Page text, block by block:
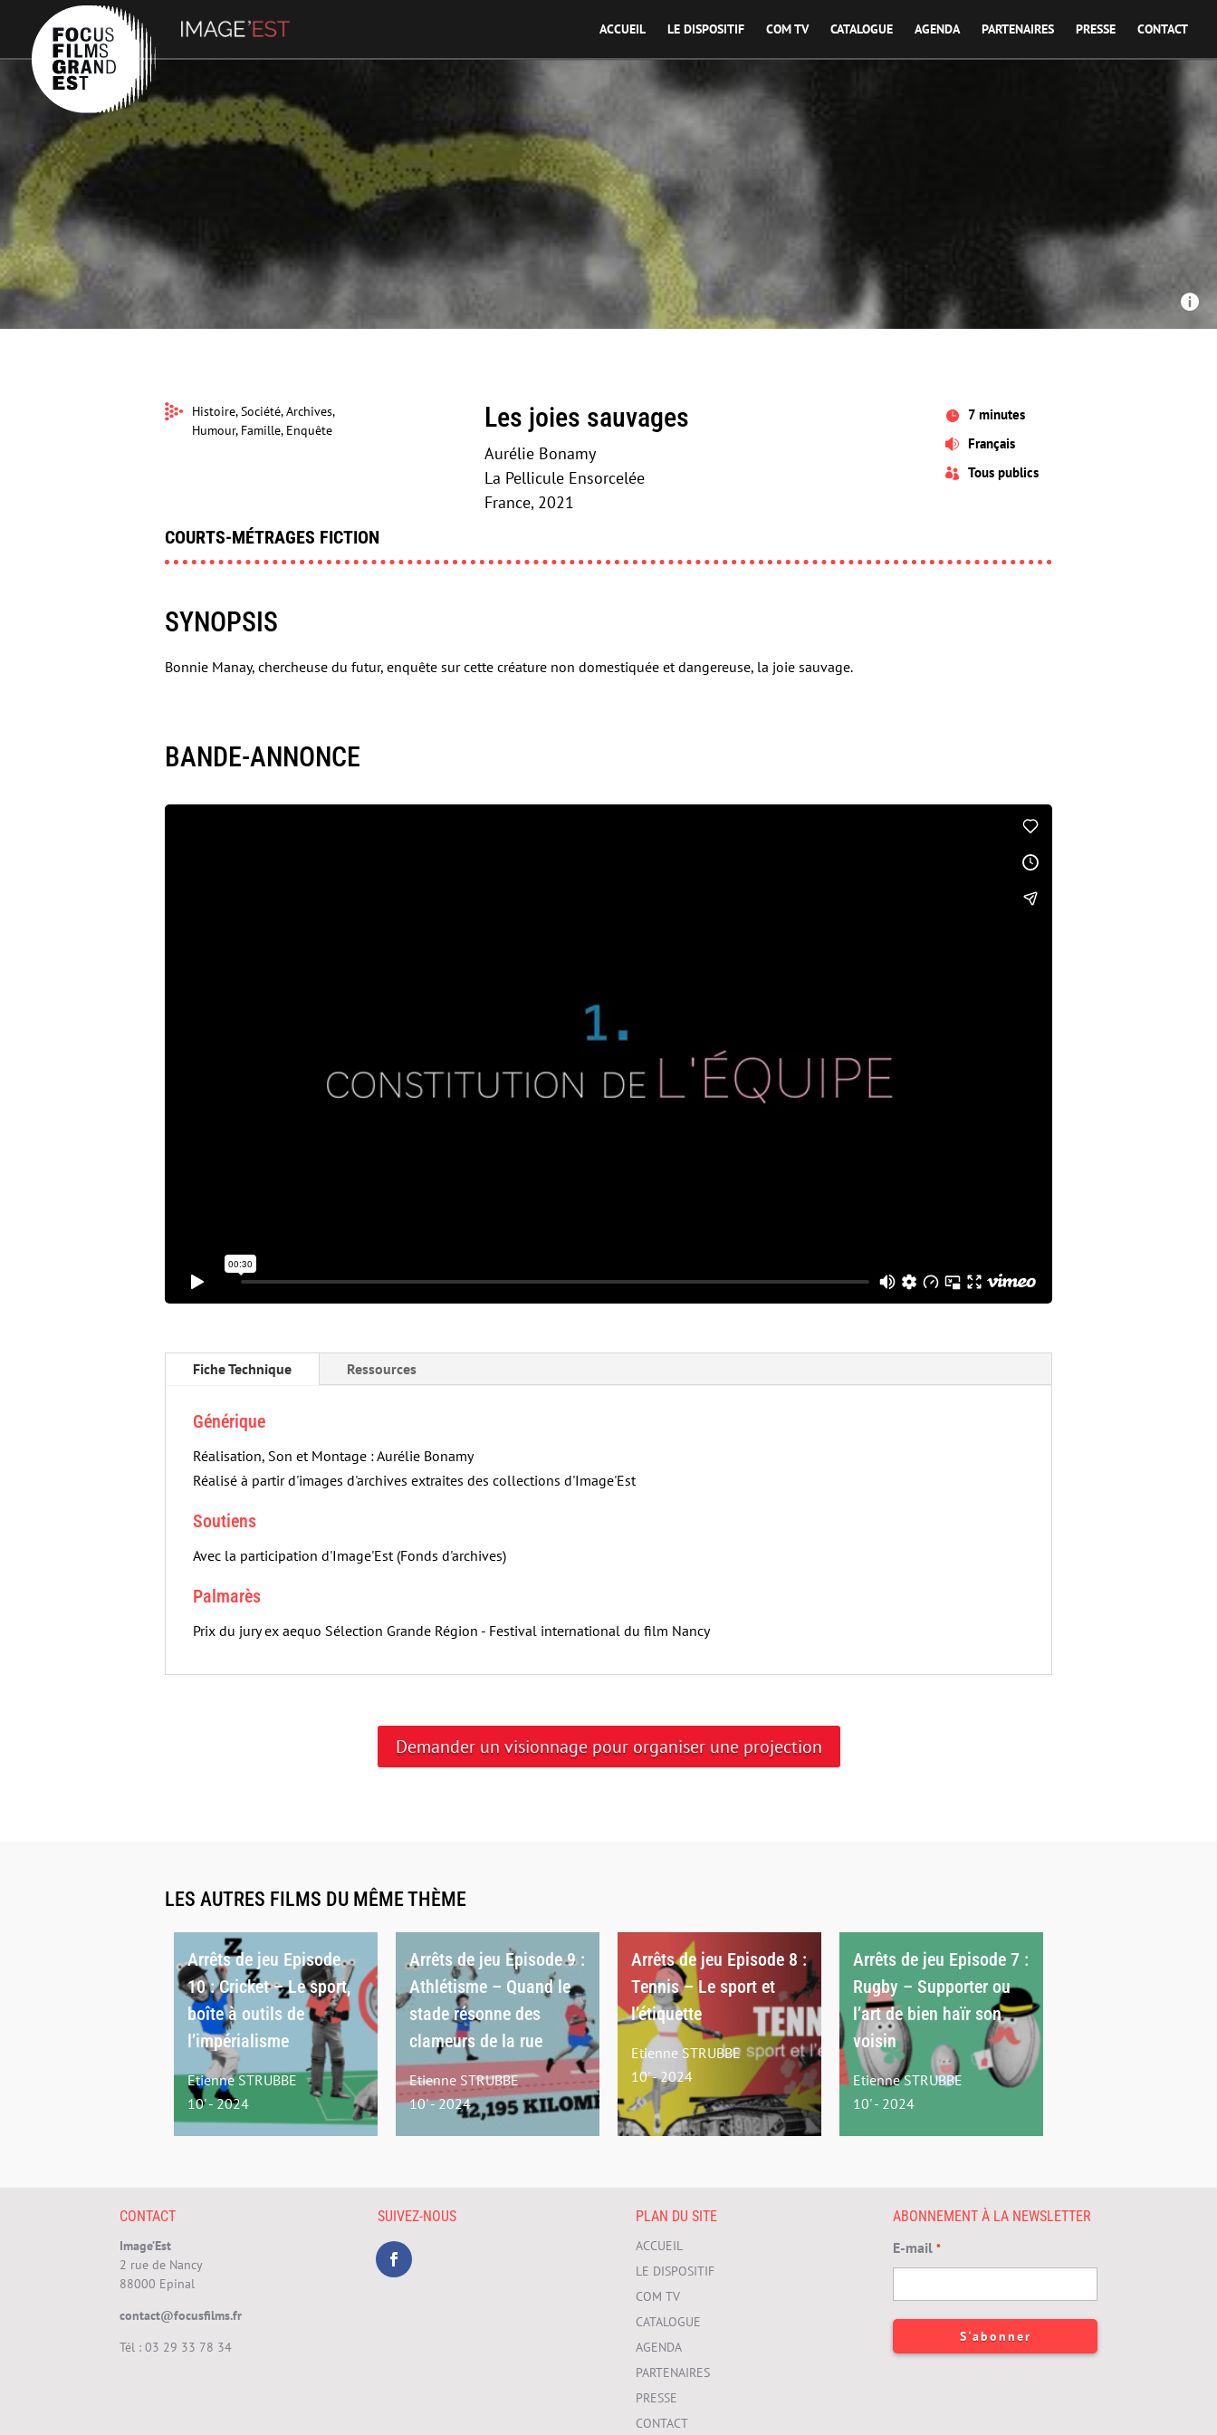
ACCUEIL LE DISPOSITIF COM TV CATALOGUE AGENDA PARTENAIRES PRESSE CONTACT
La Pellicule Ensorcelée - Les joies sauvages 
Histoire, Société, Archives,
Humour, Famille, Enquête
Les joies sauvages
Aurélie Bonamy
La Pellicule Ensorcelée
France, 2021
 7 minutes
 Français
 Tous publics
COURTS-MÉTRAGES FICTION
SYNOPSIS
Bonnie Manay, chercheuse du futur, enquête sur cette créature non domestiquée et dangereuse, la joie sauvage.
BANDE-ANNONCE
Fiche Technique Ressources
Générique
Réalisation, Son et Montage : Aurélie Bonamy
Réalisé à partir d'images d'archives extraites des collections d'Image'Est
Soutiens
Avec la participation d'Image'Est (Fonds d'archives)
Palmarès
Prix du jury ex aequo Sélection Grande Région - Festival international du film Nancy
Demander un visionnage pour organiser une projection
LES AUTRES FILMS DU MÊME THÈME
Arrêts de jeu Episode
10 : Cricket – Le sport,
boîte à outils de
l’impérialisme
Etienne STRUBBE
10' - 2024
Arrêts de jeu Episode 9 :
Athlétisme – Quand le
stade résonne des
clameurs de la rue
Etienne STRUBBE
10' - 2024
Arrêts de jeu Episode 8 :
Tennis – Le sport et
l’étiquette
Etienne STRUBBE
10' - 2024
Arrêts de jeu Episode 7 :
Rugby – Supporter ou
l’art de bien haïr son
voisin
Etienne STRUBBE
10' - 2024
CONTACT
Image’Est
2 rue de Nancy
88000 Epinal
contact@focusfilms.fr
Tél : 03 29 33 78 34
SUIVEZ-NOUS PLAN DU SITE
ACCUEIL
LE DISPOSITIF
COM TV
CATALOGUE
AGENDA
PARTENAIRES
PRESSE
CONTACT
ABONNEMENT À LA NEWSLETTER
E-mail *